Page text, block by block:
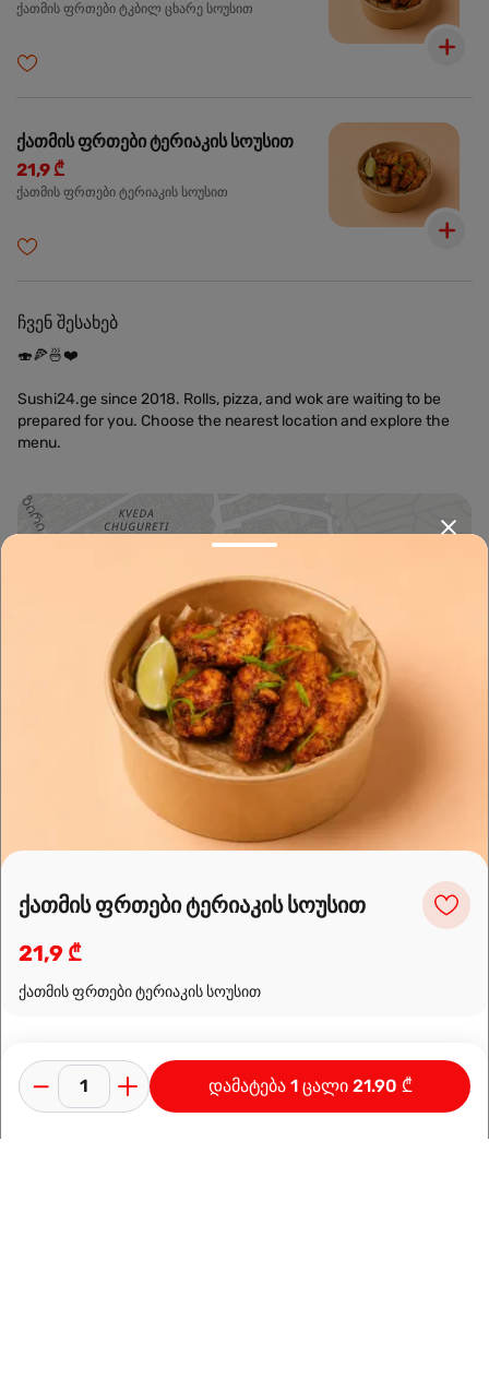
ქათმის ფრთები ტკბილ ცხარე სოუსით
ქათმის ფრთები ტერიაკის სოუსით
21,9 ₾
ქათმის ფრთები ტერიაკის სოუსით
ჩვენ შესახებ
🍣🍕🍜❤️
Sushi24.ge since 2018. Rolls, pizza, and wok are waiting to be
prepared for you. Choose the nearest location and explore the
menu.
Leaflet | OpenFreeMap©OpenMapTiles Data from
მარშრუტის დაგეგმვა
ქათმის ფრთები ტერიაკის სოუსით
21,9 ₾
ქათმის ფრთები ტერიაკის სოუსით
დამატება 1 ცალი 21.90 ₾